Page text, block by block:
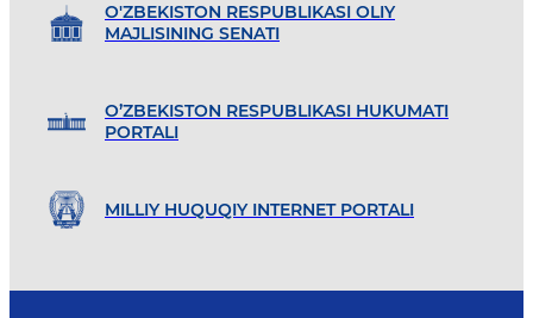
O'ZBEKISTON RESPUBLIKASI OLIY
MAJLISINING SENATI
O’ZBEKISTON RESPUBLIKASI HUKUMATI
PORTALI
MILLIY HUQUQIY INTERNET PORTALI